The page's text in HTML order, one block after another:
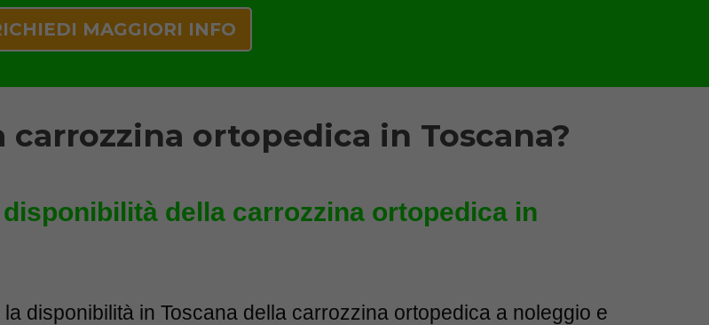
MAGGIORI INFO
ortopedica in Toscana?
della carrozzina ortopedica in
disponibilità in Toscana della carrozzina ortopedica a noleggio e